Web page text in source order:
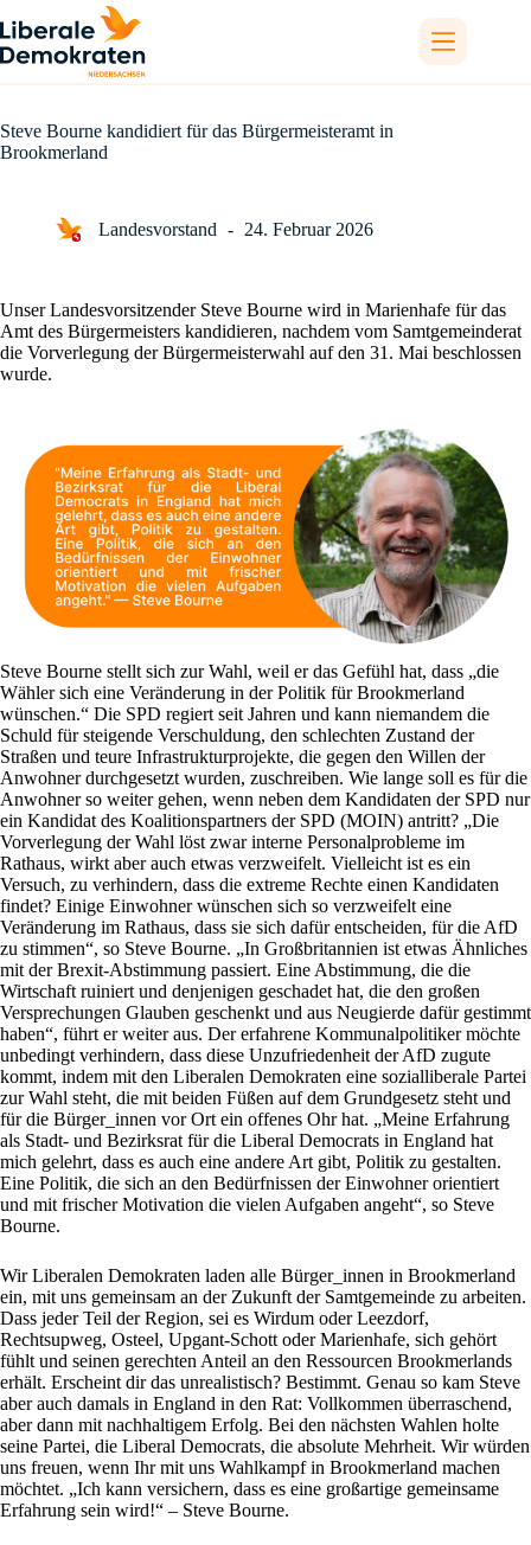
Inhalt
springen
Steve Bourne kandidiert für das Bürgermeisteramt in
Brookmerland
Landesvorstand 24. Februar 2026
Unser Landesvorsitzender Steve Bourne wird in Marienhafe für das
Amt des Bürgermeisters kandidieren, nachdem vom Samtgemeinderat
die Vorverlegung der Bürgermeisterwahl auf den 31. Mai beschlossen
wurde.
Steve Bourne stellt sich zur Wahl, weil er das Gefühl hat, dass „die
Wähler sich eine Veränderung in der Politik für Brookmerland
wünschen.“ Die SPD regiert seit Jahren und kann niemandem die
Schuld für steigende Verschuldung, den schlechten Zustand der
Straßen und teure Infrastrukturprojekte, die gegen den Willen der
Anwohner durchgesetzt wurden, zuschreiben. Wie lange soll es für die
Anwohner so weiter gehen, wenn neben dem Kandidaten der SPD nur
ein Kandidat des Koalitionspartners der SPD (MOIN) antritt? „Die
Vorverlegung der Wahl löst zwar interne Personalprobleme im
Rathaus, wirkt aber auch etwas verzweifelt. Vielleicht ist es ein
Versuch, zu verhindern, dass die extreme Rechte einen Kandidaten
findet? Einige Einwohner wünschen sich so verzweifelt eine
Veränderung im Rathaus, dass sie sich dafür entscheiden, für die AfD
zu stimmen“, so Steve Bourne. „In Großbritannien ist etwas Ähnliches
mit der Brexit-Abstimmung passiert. Eine Abstimmung, die die
Wirtschaft ruiniert und denjenigen geschadet hat, die den großen
Versprechungen Glauben geschenkt und aus Neugierde dafür gestimmt
haben“, führt er weiter aus. Der erfahrene Kommunalpolitiker möchte
unbedingt verhindern, dass diese Unzufriedenheit der AfD zugute
kommt, indem mit den Liberalen Demokraten eine sozialliberale Partei
zur Wahl steht, die mit beiden Füßen auf dem Grundgesetz steht und
für die Bürger_innen vor Ort ein offenes Ohr hat. „Meine Erfahrung
als Stadt- und Bezirksrat für die Liberal Democrats in England hat
mich gelehrt, dass es auch eine andere Art gibt, Politik zu gestalten.
Eine Politik, die sich an den Bedürfnissen der Einwohner orientiert
und mit frischer Motivation die vielen Aufgaben angeht“, so Steve
Bourne.
Wir Liberalen Demokraten laden alle Bürger_innen in Brookmerland
ein, mit uns gemeinsam an der Zukunft der Samtgemeinde zu arbeiten.
Dass jeder Teil der Region, sei es Wirdum oder Leezdorf,
Rechtsupweg, Osteel, Upgant-Schott oder Marienhafe, sich gehört
fühlt und seinen gerechten Anteil an den Ressourcen Brookmerlands
erhält. Erscheint dir das unrealistisch? Bestimmt. Genau so kam Steve
aber auch damals in England in den Rat: Vollkommen überraschend,
aber dann mit nachhaltigem Erfolg. Bei den nächsten Wahlen holte
seine Partei, die Liberal Democrats, die absolute Mehrheit. Wir würden
uns freuen, wenn Ihr mit uns Wahlkampf in Brookmerland machen
möchtet. „Ich kann versichern, dass es eine großartige gemeinsame
Erfahrung sein wird!“ – Steve Bourne.